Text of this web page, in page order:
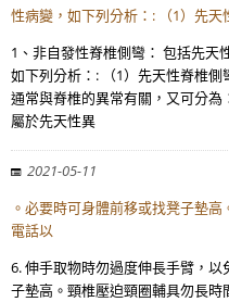
性病變，如下列分析：: （1）先
1、非自發性脊椎側彎： 包括先天
如下列分析：: （1）先天性脊椎
通常與脊椎的異常有關，又可分
屬於先天性異
2021-05-11
。必要時可身體前移或找凳子墊
電話以
6. 伸手取物時勿過度伸長手臂，
子墊高。頸椎壓迫頸圈輔具勿長時